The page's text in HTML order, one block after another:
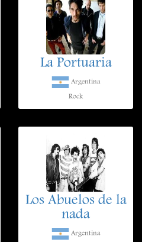
La Portuaria
Argentina
Rock
Los Abuelos de la
nada
Argentina